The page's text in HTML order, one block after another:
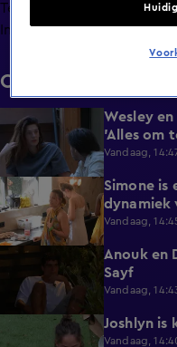
Terugblik
Info
Clips
0:26
Wesley
'Alles om
Vandaag,
1:12
Simone is
dynamiek
Vandaag,
0:48
Anouk en
Sayf
Vandaag,
Joshlyn is
Vandaag,